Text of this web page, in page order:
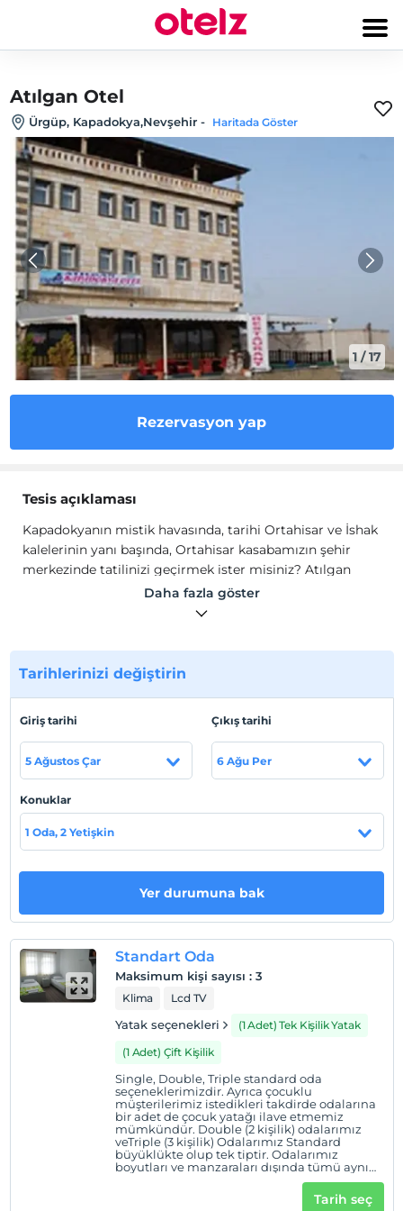
Atılgan Otel
Ürgüp, Kapadokya,Nevşehir - Haritada Göster
1 /17
Rezervasyon yap
Tesis açıklaması
Kapadokyanın mistik havasında, tarihi Ortahisar ve İshak
kalelerinin yanı başında, Ortahisar kasabamızın şehir
merkezinde tatilinizi geçirmek ister misiniz? Atılgan
Otel sizi bu cennete davet ediyor... Kapadokyanın
Merkezi Ortahisar Kasabasında bulunan otelmiz gerek
yerlere yakınlığı ile ön plana çıkmaktadır.
Kapadokyanın mistik havasında, tarihi Ortahisar ve İshak
Otel sizi bu cennete davet ediyor... Kapadokyanın
Merkezi Ortahisar Kasabasında bulunan otelmiz gerek
şehir merkezinde olmasıyla, gerekse de tarihi ve turistik
hazırlanmış Odalarımız, Restaurantımız, Teras Cafemiz,
Özel Otoparkımız ile beklediğiniz konforu ve hizmeti
sizlere sunuyoruz.
Tesis lokasyon bilgileri
merkezinde kalmaktadır. Peribacaları vadileri, açık hava
müzeleri ve meşhur kapadokya vadileri otelimize yakın
mesafede bulunmaktadır. Ürgüp şehir merkezi 5 Km,
Nevşehir şehir merkezi 15 Km, Göreme 3 Km uzaklıktadır.
Ayrıca Kayseri hava alanı 80 Km, Kapadokya hava alanı
ise 45 Km mesafededir.
Haritada Göster
Otel koşulları
Daha fazla göster
Tarihlerinizi değiştirin
Giriş tarihi
5 Ağustos Çar
Çıkış tarihi
6 Ağu Per
Konuklar
1 Oda, 2 Yetişkin
Yer durumuna bak
Standart Oda
Maksimum kişi sayısı : 3
Klima Lcd TV
Yatak seçenekleri
(1 Adet) Tek Kişilik Yatak
(1 Adet) Çift Kişilik
Single, Double, Triple standard oda
seçeneklerimizdir. Ayrıca çocuklu
müşterilerimiz istedikleri takdirde odalarına
bir adet de çocuk yatağı ilave etmemiz
mümkündür. Double (2 kişilik) odalarımız
veTriple (3 kişilik) Odalarımız Standard
büyüklükte olup tek tiptir. Odalarımız
boyutları ve manzaraları dışında tümü aynı
Tarih seç